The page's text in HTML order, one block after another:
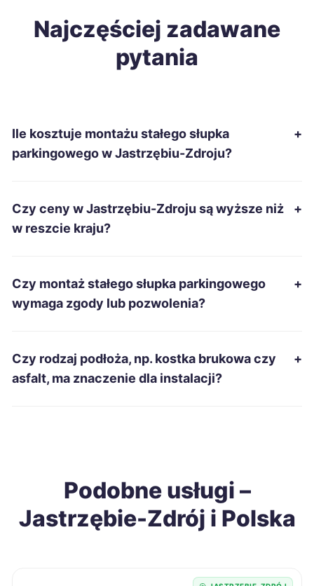
Sanok 242 zł
Gniezno
Nowa Sól
Piekary Śląskie TWÓJ REGION
Malbork
Włocławek 245 zł
Piotrków Trybunalski
Najczęściej zadawane
pytania
Ile kosztuje montażu stałego słupka
parkingowego w Jastrzębiu-Zdroju?
+
Czy ceny w Jastrzębiu-Zdroju są wyższe niż
w reszcie kraju?
+
Czy montaż stałego słupka parkingowego
wymaga zgody lub pozwolenia?
+
Czy rodzaj podłoża, np. kostka brukowa czy
asfalt, ma znaczenie dla instalacji?
+
Podobne usługi –
Jastrzębie-Zdrój i Polska